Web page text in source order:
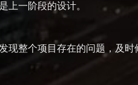
一阶段的设计。
整个项目存在的问题，及时